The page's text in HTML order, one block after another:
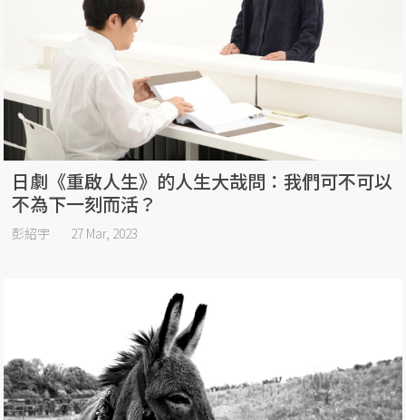
日劇《重啟人生》的人生大哉問：我們可不可以
不為下一刻而活？
彭紹宇 27 Mar, 2023